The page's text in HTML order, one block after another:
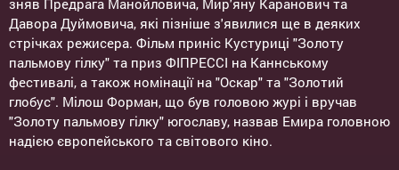
зняв Предрага Манойловича, Мир'яну Каранович та
Давора Дуймовича, які пізніше з'явилися ще в деяких
стрічках режисера. Фільм приніс Кустуриці "Золоту
пальмову гілку" та приз ФІПРЕССІ на Каннському
фестивалі, а також номінації на "Оскар" та "Золотий
глобус". Мілош Форман, що був головою журі і вручав
"Золоту пальмову гілку" югославу, назвав Емира головною
надією європейського та світового кіно.